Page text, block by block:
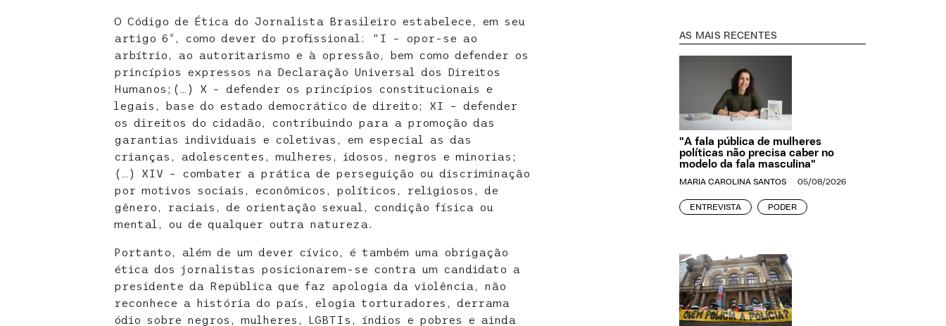
O Código de Ética do Jornalista Brasileiro estabelece, em seu
artigo 6º, como dever do profissional: “I – opor-se ao
arbítrio, ao autoritarismo e à opressão, bem como defender os
princípios expressos na Declaração Universal dos Direitos
Humanos;(…) X – defender os princípios constitucionais e
legais, base do estado democrático de direito; XI – defender
os direitos do cidadão, contribuindo para a promoção das
garantias individuais e coletivas, em especial as das
crianças, adolescentes, mulheres, idosos, negros e minorias;
(…) XIV – combater a prática de perseguição ou discriminação
por motivos sociais, econômicos, políticos, religiosos, de
gênero, raciais, de orientação sexual, condição física ou
mental, ou de qualquer outra natureza.
Portanto, além de um dever cívico, é também uma obrigação
ética dos jornalistas posicionarem-se contra um candidato a
presidente da República que faz apologia da violência, não
reconhece a história do país, elogia torturadores, derrama
ódio sobre negros, mulheres, LGBTIs, índios e pobres e ainda
AS MAIS RECENTES
"A fala pública de mulheres
políticas não precisa caber no
modelo da fala masculina"
MARIA CAROLINA SANTOS 05/08/2026
ENTREVISTA PODER